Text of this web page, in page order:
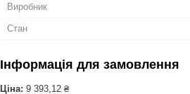
Виробник
Стан
Інформація для замовлення
Ціна: 9 393,12 ₴